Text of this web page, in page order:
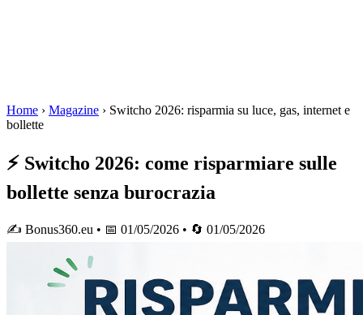
Home › Magazine › Switcho 2026: risparmia su luce, gas, internet e
bollette
⚡ Switcho 2026: come risparmiare sulle
bollette senza burocrazia
✍️ Bonus360.eu • 📅 01/05/2026 • 🔄 01/05/2026